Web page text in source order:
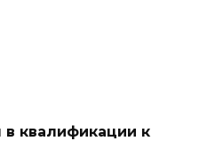
квалификации к